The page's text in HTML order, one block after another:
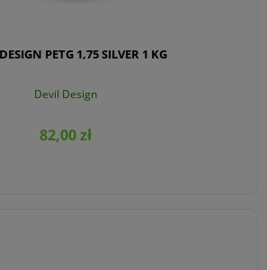
PETG 1,75 SILVER 1 KG
Devil Design
82,00 zł